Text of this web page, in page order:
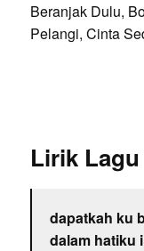
Beranjak Dulu,
Pelangi, Cinta
Lirik
dapatkah ku
dalam hatiku